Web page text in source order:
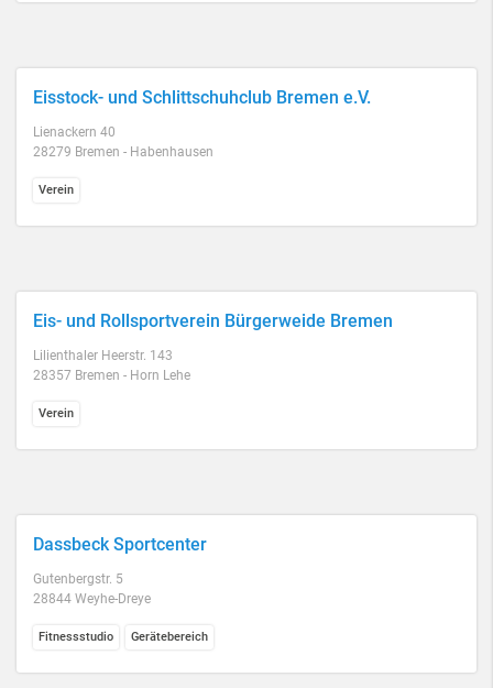
Eisstock- und Schlittschuhclub Bremen e.V.
Lienackern 40
28279 Bremen - Habenhausen
Verein
Eis- und Rollsportverein Bürgerweide Bremen
Lilienthaler Heerstr. 143
28357 Bremen - Horn Lehe
Verein
Dassbeck Sportcenter
Gutenbergstr. 5
28844 Weyhe-Dreye
Fitnessstudio Gerätebereich